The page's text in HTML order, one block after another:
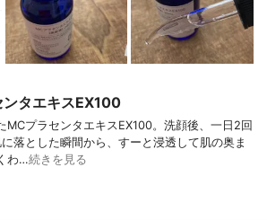
タエキスEX100
MCプラセンタエキスEX100。洗顔後、一日2回
落とした瞬間から、すーと浸透して肌の奥ま
わ…続きを見る